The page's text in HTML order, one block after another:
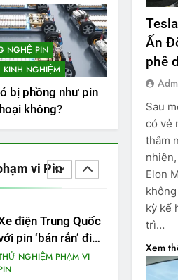
NGHỆ PIN
KINH NGHIỆM
bị phồng như pin
không?
vi Pin
3 LR 2024
NGHIỆM PHẠM VI
VF 8 chạy
tốc được bao
mỗi kW điện đi
bao nhiêu km?
NGHIỆM PHẠM VI
VF 5 di
chuyển được bao
km sau mỗi
sạc đầy?
NGHIỆM PHẠM VI
điện Trung Quốc
pin ‘bán rắn’ đi
554 dặm
bài kiểm tra
NGHIỆM PHẠM VI
Ấn
phê
Sau
có vẻ
thâm
Elon
kỳ kế
trì…
Xem